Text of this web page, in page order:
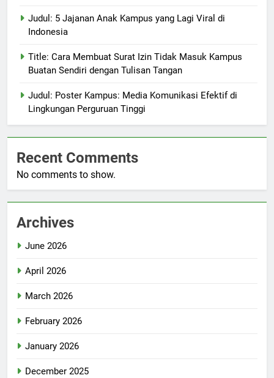
Judul: 5 Jajanan Anak Kampus yang Lagi Viral di
Indonesia
Title: Cara Membuat Surat Izin Tidak Masuk Kampus
Buatan Sendiri dengan Tulisan Tangan
Judul: Poster Kampus: Media Komunikasi Efektif di
Lingkungan Perguruan Tinggi
Recent Comments
No comments to show.
Archives
June 2026
April 2026
March 2026
February 2026
January 2026
December 2025